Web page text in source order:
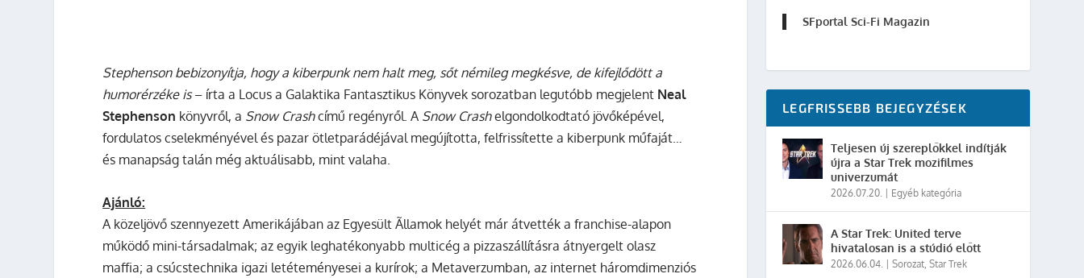
Stephenson bebizonyítja, hogy a kiberpunk nem halt meg, sőt némileg megkésve, de kifejlődött a
humorérzéke is– írta a Locus a Galaktika Fantasztikus Könyvek sorozatban legutóbb megjelent Neal
Stephenson könyvről, a Snow Crashcímű regényről. A Snow Crashelgondolkodtató jövőképével,
fordulatos cselekményével és pazar ötletparádéjával megújította, felfrissítette a kiberpunk műfaját…
és manapság talán még aktuálisabb, mint valaha.
Ajánló:
A közeljövő szennyezett Amerikájában az Egyesült Ãllamok helyét már átvették a franchise-alapon
működő mini-társadalmak; az egyik leghatékonyabb multicég a pizzaszállításra átnyergelt olasz
maffia; a csúcstechnika igazi letéteményesei a kurírok; a Metaverzumban, az internet háromdimenziós
SFportal Sci-Fi Magazin
LEGFRISSEBB BEJEGYZÉSEK
Teljesen új szereplőkkel indítják
újra a Star Trek mozifilmes
univerzumát
2026.07.20. Egyéb kategória
A Star Trek: United terve
hivatalosan is a stúdió előtt
2026.06.04. |Sorozat,Star Trek